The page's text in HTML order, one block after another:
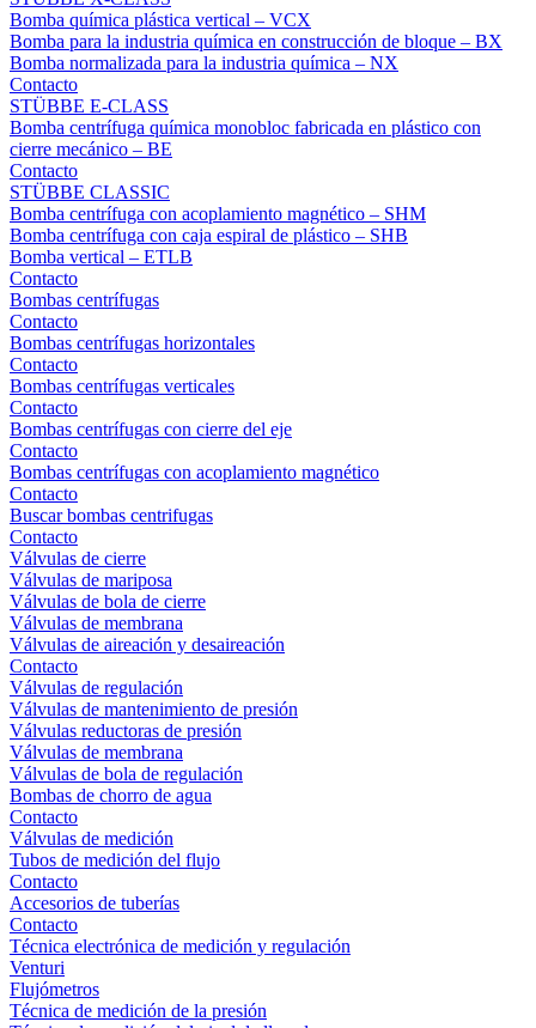
Bomba química plástica vertical – VCX
Bomba para la industria química en construcción de bloque – BX
Bomba normalizada para la industria química – NX
Contacto
STÜBBE E-CLASS
Bomba centrífuga química monobloc fabricada en plástico con
cierre mecánico – BE
Contacto
STÜBBE CLASSIC
Bomba centrífuga con acoplamiento magnético – SHM
Bomba centrífuga con caja espiral de plástico – SHB
Bomba vertical – ETLB
Contacto
Bombas centrífugas
Contacto
Bombas centrífugas horizontales
Contacto
Bombas centrífugas verticales
Contacto
Bombas centrífugas con cierre del eje
Contacto
Bombas centrífugas con acoplamiento magnético
Contacto
Buscar bombas centrifugas
Contacto
Válvulas de cierre
Válvulas de mariposa
Válvulas de bola de cierre
Válvulas de membrana
Válvulas de aireación y desaireación
Contacto
Válvulas de regulación
Válvulas de mantenimiento de presión
Válvulas reductoras de presión
Válvulas de membrana
Válvulas de bola de regulación
Bombas de chorro de agua
Contacto
Válvulas de medición
Tubos de medición del flujo
Contacto
Accesorios de tuberías
Contacto
Técnica electrónica de medición y regulación
Venturi
Flujómetros
Técnica de medición de la presión